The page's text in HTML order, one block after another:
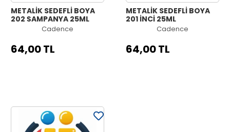
METALİK SEDEFLİ BOYA
202 ŞAMPANYA 25ML
Cadence
64,00 TL
METALİK SEDEFLİ BOYA
201 İNCİ 25ML
Cadence
64,00 TL